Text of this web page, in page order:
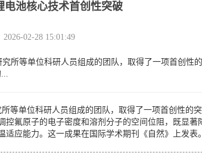
电池核心技术首创性突破
02-28 15:01:49
所等单位科研人员组成的团队，取得了一项首创性
等单位科研人员组成的团队，取得了一项首创性的
氟原子的电子密度和溶剂分子的空间位阻，既显著
应能力。这一成果在国际学术期刊《自然》上发表。